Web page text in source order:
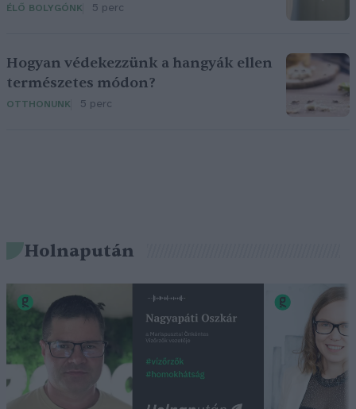
ÉLŐ BOLYGÓNK 5 perc
Hogyan védekezzünk a hangyák ellen
természetes módon?
OTTHONUNK 5 perc
Holnapután